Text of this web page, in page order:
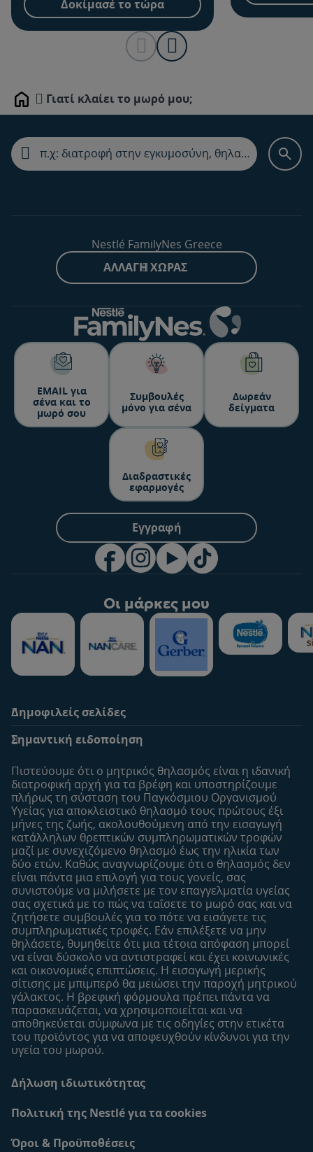
Δοκίμασέ το τώρα
Home Γιατί κλαίει το μωρό μου;
Nestlé FamilyNes Greece
ΑΛΛΑΓΉ ΧΏΡΑΣ
ΕΜΑΙL για
σένα και το
μωρό σου
Συμβουλές
μόνο για σένα
Δωρεάν
δείγματα
Διαδραστικές
εφαρμογές
Εγγραφή
Οι μάρκες μου
Δημοφιλείς σελίδες
Οι Ειδικοί μας
Συχνές ερωτήσεις
Αναζήτηση
Επικοινώνησε μαζί μας
Σχετικά με εμάς
Η σελίδα μου
Το προφίλ μου
Είσοδος/Εγγραφή
Προϊόντα
Εύρεση προϊόντος
Οι μάρκες μου
Εύρεση καταστήματος
Δείγματα
Σημαντική ειδοποίηση
Πιστεύουμε ότι ο μητρικός θηλασμός είναι η ιδανική
διατροφική αρχή για τα βρέφη και υποστηρίζουμε
πλήρως τη σύσταση του Παγκόσμιου Οργανισμού
Υγείας για αποκλειστικό θηλασμό τους πρώτους έξι
μήνες της ζωής, ακολουθούμενη από την εισαγωγή
κατάλληλων θρεπτικών συμπληρωματικών τροφών
μαζί με συνεχιζόμενο θηλασμό έως την ηλικία των
δύο ετών. Καθώς αναγνωρίζουμε ότι ο θηλασμός δεν
είναι πάντα μια επιλογή για τους γονείς, σας
συνιστούμε να μιλήσετε με τον επαγγελματία υγείας
σας σχετικά με το πώς να ταΐσετε το μωρό σας και να
ζητήσετε συμβουλές για το πότε να εισάγετε τις
συμπληρωματικές τροφές. Εάν επιλέξετε να μην
θηλάσετε, θυμηθείτε ότι μια τέτοια απόφαση μπορεί
να είναι δύσκολο να αντιστραφεί και έχει κοινωνικές
και οικονομικές επιπτώσεις. Η εισαγωγή μερικής
σίτισης με μπιμπερό θα μειώσει την παροχή μητρικού
γάλακτος. Η βρεφική φόρμουλα πρέπει πάντα να
παρασκευάζεται, να χρησιμοποιείται και να
αποθηκεύεται σύμφωνα με τις οδηγίες στην ετικέτα
του προϊόντος για να αποφευχθούν κίνδυνοι για την
υγεία του μωρού.
Δήλωση ιδιωτικότητας
Πολιτική της Nestlé για τα cookies
Όροι & Προϋποθέσεις